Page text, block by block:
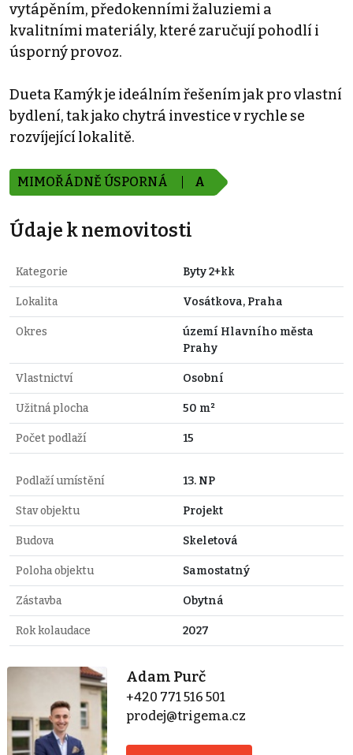
vytápěním, předokenními žaluziemi a
kvalitními materiály, které zaručují pohodlí i
úsporný provoz.
Dueta Kamýk je ideálním řešením jak pro vlastní
bydlení, tak jako chytrá investice v rychle se
rozvíjející lokalitě.
MIMOŘÁDNĚ ÚSPORNÁ A
Údaje k nemovitosti
Kategorie Byty 2+kk
Lokalita Vosátkova, Praha
Okres
území Hlavního města
Prahy
Vlastnictví Osobní
Užitná plocha 50 m²
Počet podlaží 15
Podlaží umístění 13. NP
Stav objektu Projekt
Budova Skeletová
Poloha objektu Samostatný
Zástavba Obytná
Rok kolaudace 2027
Adam Purč
+420 771 516 501
prodej@trigema.cz